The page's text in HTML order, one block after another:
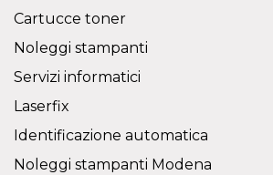
Cartucce toner
Noleggi stampanti
Servizi informatici
Laserfix
Identificazione automatica
Noleggi stampanti Modena